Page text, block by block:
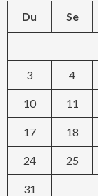
Du Se
3 4
10 11
17 18
24 25
31